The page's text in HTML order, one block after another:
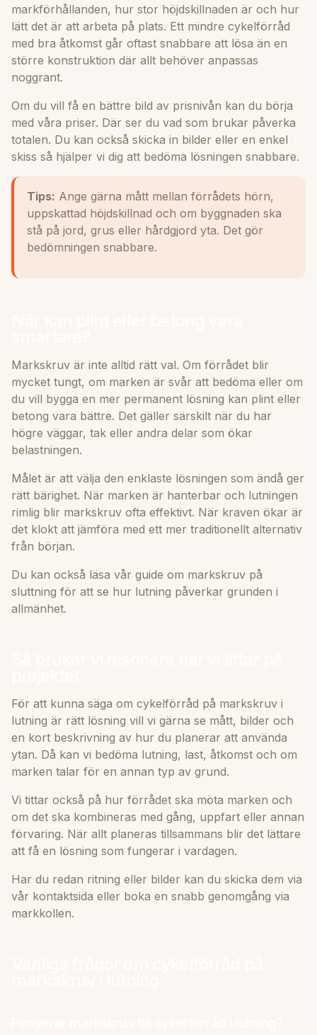
markförhållanden, hur stor höjdskillnaden är och hur
lätt det är att arbeta på plats. Ett mindre cykelförråd
med bra åtkomst går oftast snabbare att lösa än en
större konstruktion där allt behöver anpassas
noggrant.
Om du vill få en bättre bild av prisnivån kan du börja
med våra priser. Där ser du vad som brukar påverka
totalen. Du kan också skicka in bilder eller en enkel
skiss så hjälper vi dig att bedöma lösningen snabbare.
Tips: Ange gärna mått mellan förrådets hörn,
uppskattad höjdskillnad och om byggnaden ska
stå på jord, grus eller hårdgjord yta. Det gör
bedömningen snabbare.
Markskruv är inte alltid rätt val. Om förrådet blir
mycket tungt, om marken är svår att bedöma eller om
du vill bygga en mer permanent lösning kan plint eller
betong vara bättre. Det gäller särskilt när du har
högre väggar, tak eller andra delar som ökar
belastningen.
Målet är att välja den enklaste lösningen som ändå ger
rätt bärighet. När marken är hanterbar och lutningen
rimlig blir markskruv ofta effektivt. När kraven ökar är
det klokt att jämföra med ett mer traditionellt alternativ
från början.
Du kan också läsa vår guide om markskruv på
sluttning för att se hur lutning påverkar grunden i
allmänhet.
För att kunna säga om cykelförråd på markskruv i
lutning är rätt lösning vill vi gärna se mått, bilder och
en kort beskrivning av hur du planerar att använda
ytan. Då kan vi bedöma lutning, last, åtkomst och om
marken talar för en annan typ av grund.
Vi tittar också på hur förrådet ska möta marken och
om det ska kombineras med gång, uppfart eller annan
förvaring. När allt planeras tillsammans blir det lättare
att få en lösning som fungerar i vardagen.
Har du redan ritning eller bilder kan du skicka dem via
vår kontakt­sida eller boka en snabb genomgång via
markkollen.